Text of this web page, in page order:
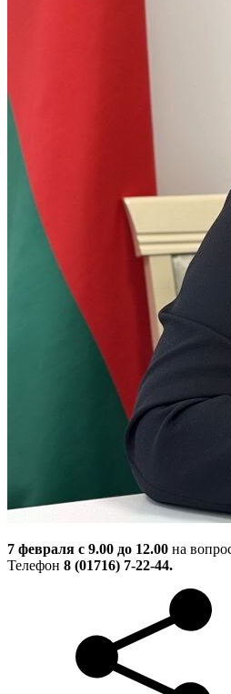
7 февраля с 9.00 до 12.00 на
Телефон 8 (01716) 7-22-44.